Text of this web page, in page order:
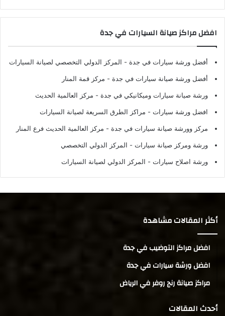
افضل مراكز صيانة السيارات في جدة
أفضل ورشة سيارات في جدة - المركز الدولي التخصصي لصيانة السيارات
أفضل ورشة صيانة سيارات في جدة - مركز قمة المنار
ورشة صيانة سيارات وميكانيكي في جدة - مركز العالمية الحديث
افضل ورشة سيارات - مراكز الطرق السريعة لصيانة السيارات
مركز وورشة صيانة سيارات في جدة - مركز العالمية الحديث فرع المنار
ورشة ومركز صيانة سيارات - المركز الدولي التخصصي
ورشة اصلاح سيارات - المركز الدولي لصيانة السيارات
أكثر المقالات مشاهدة
افضل مراكز التوضيب في جدة
افضل ورشة سيارات في جدة
مراكز صيانة رنج روفر في الرياض
أحدث المقالات